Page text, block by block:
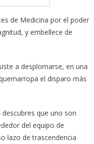
de Medicina por el poder
y embellece de
a desplomarse, en una
el disparo más
que uno son
del equipo de
lazo de trascendencia